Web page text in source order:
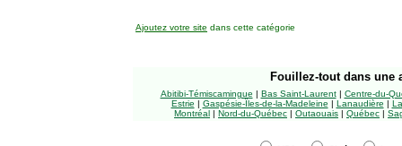
Ajoutez votre site dans cette catégorie
Fouillez-tout dans une
Abitibi-Témiscamingue | Bas Saint-Laurent| Centre-du-
Estrie | Gaspésie-Îles-de-la-Madeleine | Lanaudière |
Montréal | Nord-du-Québec | Outaouais | Québec |